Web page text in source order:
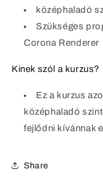
középhaladó
Szükséges
Corona Renderer
Kinek szól a kurzus?
Ez a kurzus
középhaladó
fejlődni kívánnak
Share